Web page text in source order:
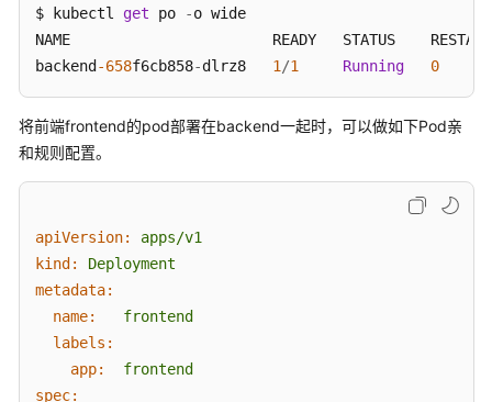
$ kubectl get po -o wide
NAME                       READY   STATUS
backend -658f6cb858-dlrz8 1 /1 Running 0
将前端frontend的pod部署在backend一起时，可以做如下Pod亲
和规则配置。
apiVersion:
apps/v1
kind:
Deployment
metadata:
name:
frontend
labels:
app:
frontend
spec: